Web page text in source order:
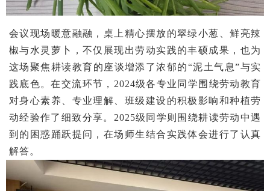
会议现场暖意融融，桌上精心摆放的翠绿小葱、鲜亮辣
椒与水灵萝卜，不仅展现出劳动实践的丰硕成果，也为
这场聚焦耕读教育的座谈增添了浓郁的“泥土气息”与实
践底色。在交流环节，2024级各专业同学围绕劳动教育
对身心素养、专业理解、班级建设的积极影响和种植劳
动经验作了细致分享。2025级同学则围绕耕读劳动中遇
到的困惑踊跃提问，在场师生结合实践体会进行了认真
解答。